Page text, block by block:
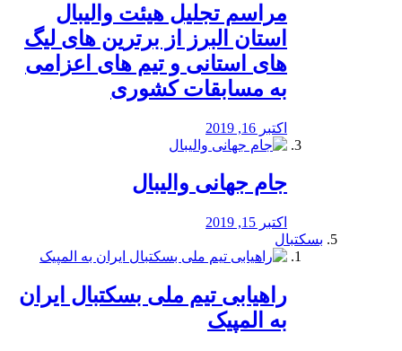
مراسم تجلیل هیئت والیبال
استان البرز از برترین های لیگ
های استانی و تیم های اعزامی
به مسابقات کشوری
اکتبر 16, 2019
جام جهانی والیبال
اکتبر 15, 2019
بسکتبال
راهیابی تیم ملی بسکتبال ایران
به المپیک